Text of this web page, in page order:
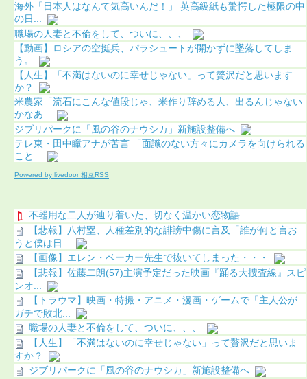
海外「日本人はなんて気高いんだ！」 英高級紙も驚愕した極限の中
の日...
職場の人妻と不倫をして、ついに、、、
【動画】ロシアの空挺兵、パラシュートが開かずに墜落してしま
う。
【人生】「不満はないのに幸せじゃない」って贅沢だと思います
か？
米農家「流石にこんな値段じゃ、米作り辞める人、出るんじゃない
かなあ...
ジブリパークに「風の谷のナウシカ」新施設整備へ
テレ東・田中瞳アナが苦言 「面識のない方々にカメラを向けられる
こと...
Powered by livedoor 相互RSS
不器用な二人が辿り着いた、切なく温かい恋物語
【悲報】八村塁、人種差別的な誹謗中傷に言及「誰が何と言お
うと僕は日...
【画像】エレン・ベーカー先生で抜いてしまった・・・
【悲報】佐藤二朗(57)主演予定だった映画『踊る大捜査線』スピ
ンオ...
【トラウマ】映画・特撮・アニメ・漫画・ゲームで「主人公が
ガチで敗北...
職場の人妻と不倫をして、ついに、、、
【人生】「不満はないのに幸せじゃない」って贅沢だと思いま
すか？
ジブリパークに「風の谷のナウシカ」新施設整備へ